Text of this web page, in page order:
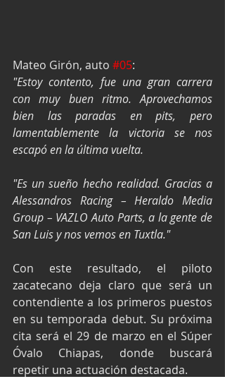
Mateo Girón, auto #05:
"Estoy contento, fue una gran carrera
con muy buen ritmo. Aprovechamos
bien las paradas en pits, pero
lamentablemente la victoria se nos
escapó en la última vuelta.
"Es un sueño hecho realidad. Gracias a
Alessandros Racing – Heraldo Media
Group – VAZLO Auto Parts, a la gente de
San Luis y nos vemos en Tuxtla."
Con este resultado, el piloto
zacatecano deja claro que será un
contendiente a los primeros puestos
en su temporada debut. Su próxima
cita será el 29 de marzo en el Súper
Óvalo Chiapas, donde buscará
repetir una actuación destacada.